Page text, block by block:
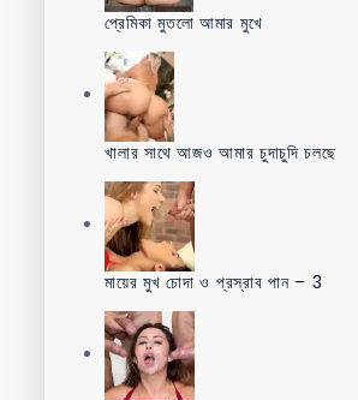
প্রেমিকা মুতলো আমার মুখে
খালার সাথে আজও আমার চুদাচুদি চলছে
মায়ের মুখ চোদা ও প্রস্রাব পান – 3